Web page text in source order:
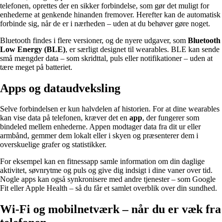
telefonen, oprettes der en sikker forbindelse, som gør det muligt for
enhederne at genkende hinanden fremover. Herefter kan de automatisk
forbinde sig, når de er i nærheden – uden at du behøver gøre noget.
Bluetooth findes i flere versioner, og de nyere udgaver, som Bluetooth
Low Energy (BLE), er særligt designet til wearables. BLE kan sende
små mængder data – som skridttal, puls eller notifikationer – uden at
tære meget på batteriet.
Apps og dataudveksling
Selve forbindelsen er kun halvdelen af historien. For at dine wearables
kan vise data på telefonen, kræver det en app, der fungerer som
bindeled mellem enhederne. Appen modtager data fra dit ur eller
armbånd, gemmer dem lokalt eller i skyen og præsenterer dem i
overskuelige grafer og statistikker.
For eksempel kan en fitnessapp samle information om din daglige
aktivitet, søvnrytme og puls og give dig indsigt i dine vaner over tid.
Nogle apps kan også synkronisere med andre tjenester – som Google
Fit eller Apple Health – så du får et samlet overblik over din sundhed.
Wi-Fi og mobilnetværk – når du er væk fra